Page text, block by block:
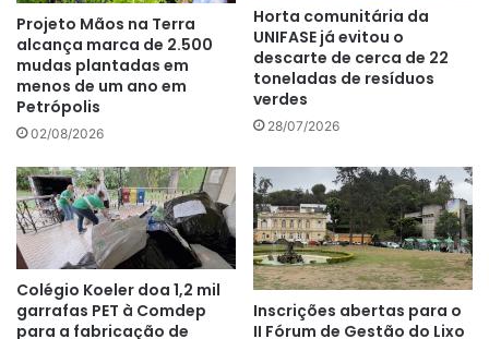
Projeto Mãos na Terra
alcança marca de 2.500
mudas plantadas em
menos de um ano em
Petrópolis
02/08/2026
Horta comunitária da
UNIFASE já evitou o
descarte de cerca de 22
toneladas de resíduos
verdes
28/07/2026
Colégio Koeler doa 1,2 mil
garrafas PET à Comdep
para a fabricação de
Inscrições abertas para o
II Fórum de Gestão do Lixo